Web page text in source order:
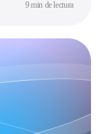
9 min de lectura